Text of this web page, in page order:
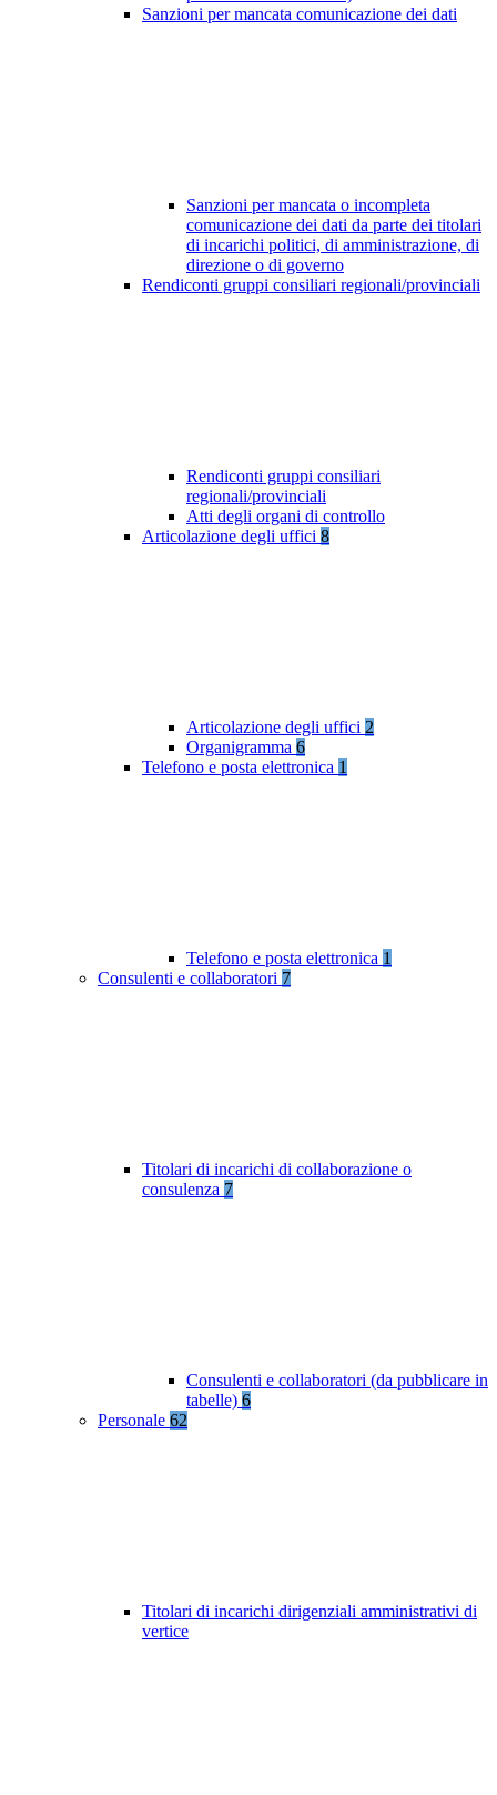
Sanzioni per mancata comunicazione dei dati
Sanzioni per mancata o incompleta
comunicazione dei dati da parte dei titolari
di incarichi politici, di amministrazione, di
direzione o di governo
Rendiconti gruppi consiliari regionali/provinciali
Rendiconti gruppi consiliari
regionali/provinciali
Atti degli organi di controllo
Articolazione degli uffici 8
Articolazione degli uffici 2
Organigramma 6
Telefono e posta elettronica 1
Telefono e posta elettronica 1
Consulenti e collaboratori 7
Titolari di incarichi di collaborazione o
consulenza 7
Consulenti e collaboratori (da pubblicare in
tabelle) 6
Personale 62
Titolari di incarichi dirigenziali amministrativi di
vertice